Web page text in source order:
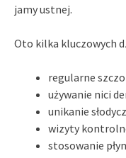
jamy ustnej.
Oto kilka kluczowych
regularne
używanie nici
unikanie
wizyty
stosowanie